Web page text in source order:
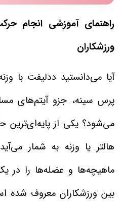
راهنمای آموزشی انجام
ورزشکاران
آیا می‌دانستید ددلیفت با
پرس سینه، جزو آیتم‌های
می‌شود؟ یکی از پایه‌ای‌ترین
هالتر یا وزنه به شمار
ماهیچه‌ها و عضله‌ها را در
بین ورزشکاران معروف شده